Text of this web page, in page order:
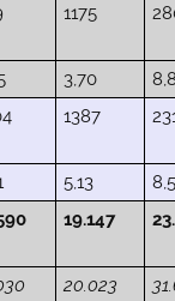
1175
3,70
1387
5,13
19.147
20.023